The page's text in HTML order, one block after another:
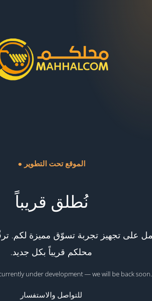
● الموقع تحت التطوير
نُطلق قريباً
على تجهيز تجربة تسوّق مميزة لكم.
محلكم قريباً بكل جديد.
under development — we will be back soon.
للتواصل والاستفسار